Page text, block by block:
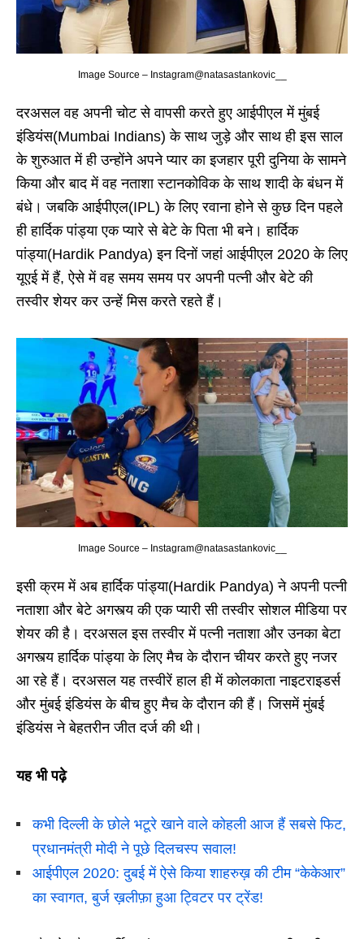
Image Source – Instagram@natasastankovic__
दरअसल वह अपनी चोट से वापसी करते हुए आईपीएल में मुंबई
इंडियंस(Mumbai Indians) के साथ जुड़े और साथ ही इस साल
के शुरुआत में ही उन्होंने अपने प्यार का इजहार पूरी दुनिया के सामने
किया और बाद में वह नताशा स्टानकोविक के साथ शादी के बंधन में
बंधे। जबकि आईपीएल(IPL) के लिए रवाना होने से कुछ दिन पहले
ही हार्दिक पांड्या एक प्यारे से बेटे के पिता भी बने। हार्दिक
पांड्या(Hardik Pandya) इन दिनों जहां आईपीएल 2020 के लिए
यूएई में हैं, ऐसे में वह समय समय पर अपनी पत्नी और बेटे की
तस्वीर शेयर कर उन्हें मिस करते रहते हैं।
Image Source – Instagram@natasastankovic__
इसी क्रम में अब हार्दिक पांड्या(Hardik Pandya) ने अपनी पत्नी
नताशा और बेटे अगस्त्य की एक प्यारी सी तस्वीर सोशल मीडिया पर
शेयर की है। दरअसल इस तस्वीर में पत्नी नताशा और उनका बेटा
अगस्त्य हार्दिक पांड्या के लिए मैच के दौरान चीयर करते हुए नजर
आ रहे हैं। दरअसल यह तस्वीरें हाल ही में कोलकाता नाइटराइडर्स
और मुंबई इंडियंस के बीच हुए मैच के दौरान की हैं। जिसमें मुंबई
इंडियंस ने बेहतरीन जीत दर्ज की थी।
यह भी पढ़े
कभी दिल्ली के छोले भटूरे खाने वाले कोहली आज हैं सबसे फिट,
प्रधानमंत्री मोदी ने पूछे दिलचस्प सवाल!
आईपीएल 2020: दुबई में ऐसे किया शाहरुख़ की टीम “केकेआर”
का स्वागत, बुर्ज ख़लीफ़ा हुआ ट्विटर पर ट्रेंड!